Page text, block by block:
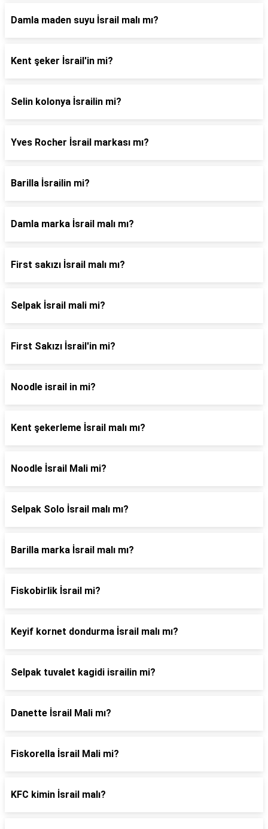
Damla maden suyu İsrail malı mı?
Kent şeker İsrail'in mi?
Selin kolonya İsrailin mi?
Yves Rocher İsrail markası mı?
Barilla İsrailin mi?
Damla marka İsrail malı mı?
First sakızı İsrail malı mı?
Selpak İsrail mali mi?
First Sakızı İsrail'in mi?
Noodle israil in mi?
Kent şekerleme İsrail malı mı?
Noodle İsrail Mali mi?
Selpak Solo İsrail malı mı?
Barilla marka İsrail malı mı?
Fiskobirlik İsrail mi?
Keyif kornet dondurma İsrail malı mı?
Selpak tuvalet kagidi israilin mi?
Danette İsrail Mali mı?
Fiskorella İsrail Mali mi?
KFC kimin İsrail malı?